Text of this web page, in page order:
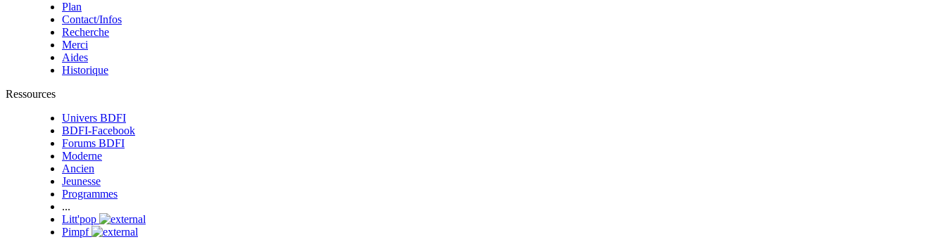
Plan
Contact/Infos
Recherche
Merci
Aides
Historique
Ressources
Univers BDFI
BDFI-Facebook
Forums BDFI
Moderne
Ancien
Jeunesse
Programmes
...
Litt'pop
Pimpf